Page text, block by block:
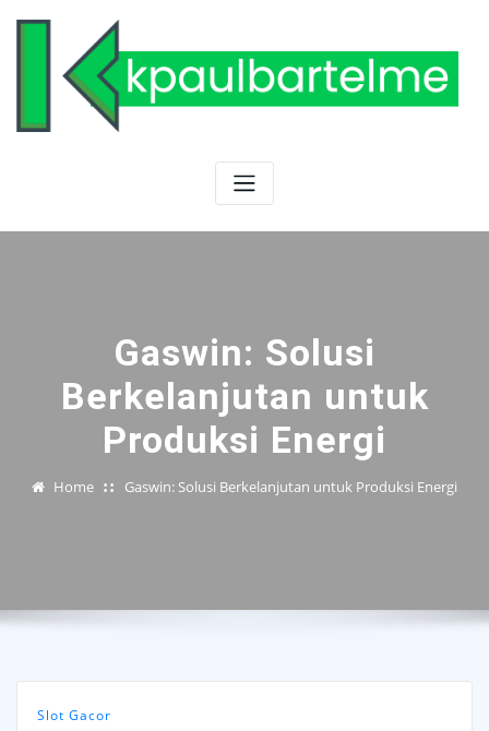
Gaswin: Solusi
Berkelanjutan untuk
Produksi Energi
Home Gaswin: Solusi Berkelanjutan untuk Produksi Energi
Slot Gacor